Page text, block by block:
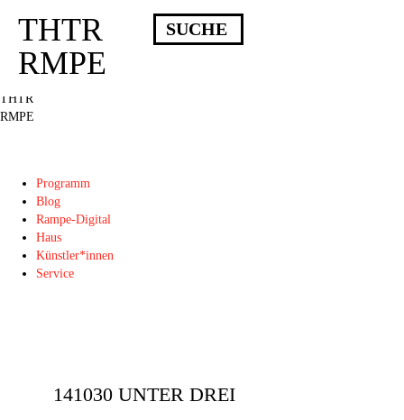
Deprecated : Die Funktion post_permalink ist seit Version 4.4.0 veraltet!
Verwende stattdessen get_permalink(). in
/homepages/10/d43051023/htdocs/wordpress/wp-includes/functions.php
THTR
RMPE
Programm
Blog
Rampe-Digital
Haus
Künstler*innen
Service
THTR
RMPE
141030 UNTER DREI